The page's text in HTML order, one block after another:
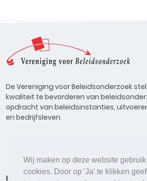
Wij maken op deze website
cookies. Door op 'Ja' te klikken
De Vereniging voor Beleidsonderzoek
kwaliteit te bevorderen van
opdracht van beleidsinstanties,
en bedrijfsleven.
Lid worden Onderzoeken Agenda